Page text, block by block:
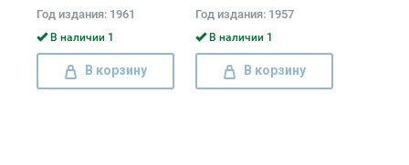
Год издания: 1961
В наличии 1
В корзину
Год издания: 1957
В наличии 1
В корзину